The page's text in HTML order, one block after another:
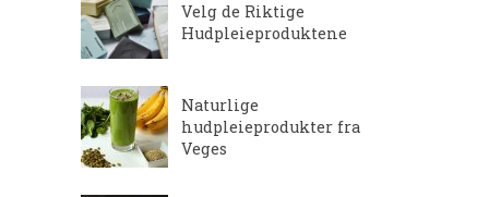
Velg de Riktige
Hudpleieproduktene
Naturlige
hudpleieprodukter fra
Veges